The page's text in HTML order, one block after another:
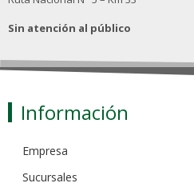
Sin atención al público
Información
Empresa
Sucursales